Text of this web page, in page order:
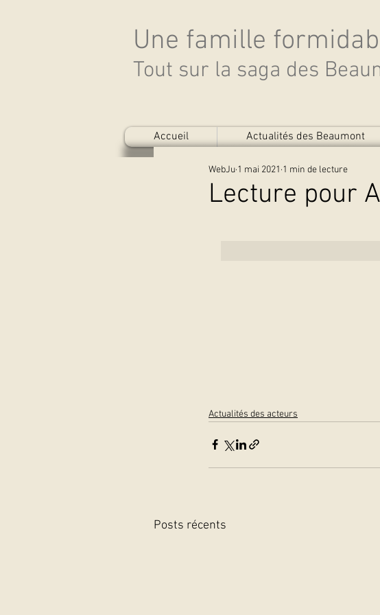
Une famille
Tout sur la saga des
Accueil Actualités des Beaumont
Lecture pour
WebJu 1 mai 2021 1 min de lecture
Actualités des acteurs
Posts récents